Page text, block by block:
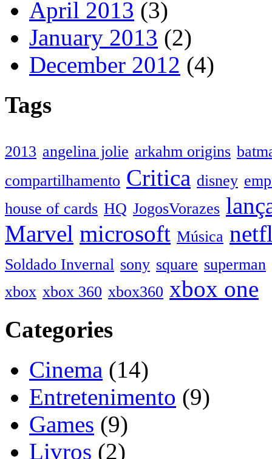
April 2013 (3)
January 2013 (2)
December 2012 (4)
Tags
2013 angelina jolie arkahm origins
compartilhamento Critica disney
house of cards HQ JogosVorazes
Marvel microsoft Música
Soldado Invernal sony square superman
xbox xbox 360 xbox360 xbox one
Categories
Cinema (14)
Entretenimento (9)
Games (9)
Livros (2)